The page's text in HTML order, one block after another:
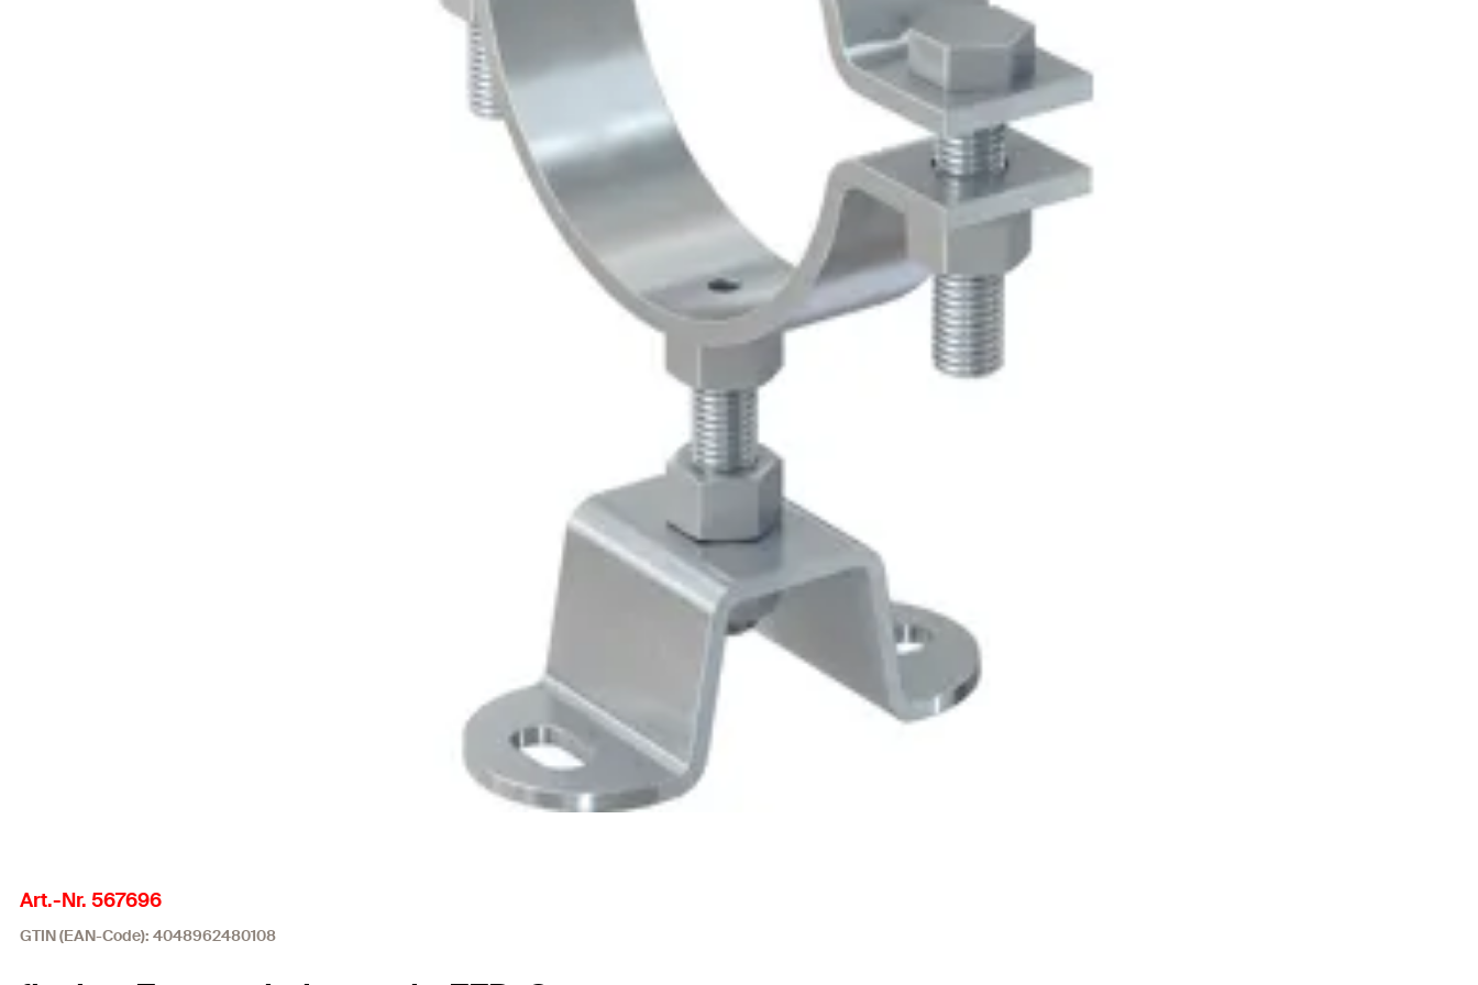
Art.-Nr. 567696
GTIN (EAN-Code): 4048962480108